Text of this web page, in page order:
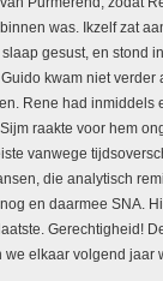
was. Ikzelf zat
gesust, en stond
kwam niet
Rene had inmiddels
raakte voor hem
vanwege
die analytisch
en daarmee SNA.
Gerechtigheid!
elkaar volgend jaar